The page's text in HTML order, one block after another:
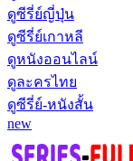
ดูซีรี่ย์ญี่ปุ่น
ดูซีรี่ย์เกาหลี
ดูหนังออนไลน์
ดูละครไทย
ดูซีรี่ย์-หนังสั้น
new